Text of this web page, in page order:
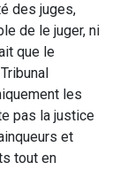
des juges,
de le juger, ni
que le
les
pas la justice
et
tout en